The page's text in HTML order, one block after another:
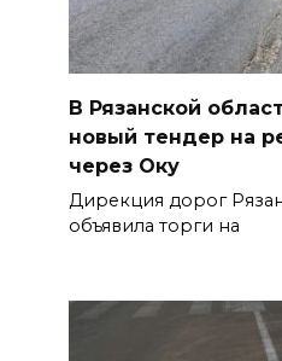
В Рязанской
новый тендер на
через Оку
Дирекция дорог
объявила торги на